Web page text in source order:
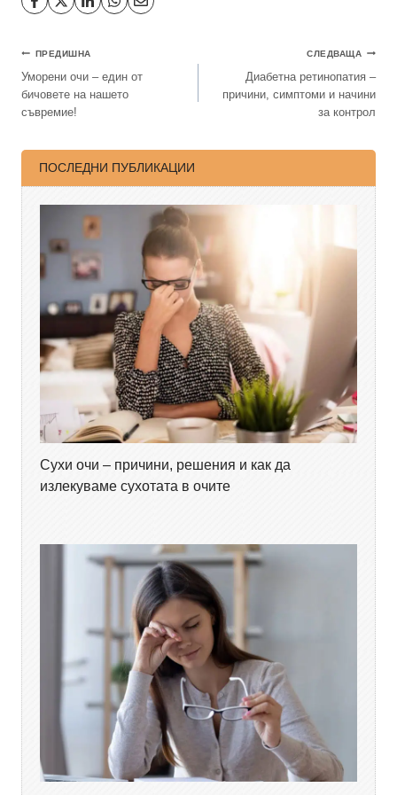
ПРЕДИШНА
Уморени очи – един от
бичовете на нашето
съвремие!
СЛЕДВАЩА
Диабетна ретинопатия –
причини, симптоми и начини
за контрол
ПОСЛЕДНИ ПУБЛИКАЦИИ
Сухи очи – причини, решения и как да
излекуваме сухотата в очите